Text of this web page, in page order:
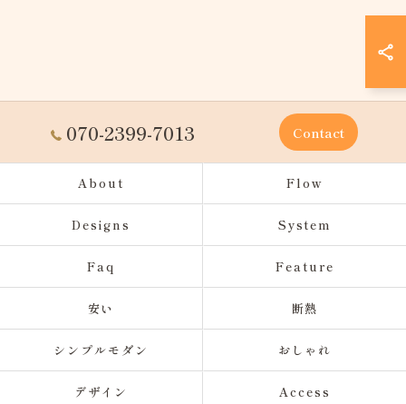
070-2399-7013 Contact
About Flow
Designs System
Faq Feature
安い 断熱
シンプルモダン おしゃれ
デザイン Access